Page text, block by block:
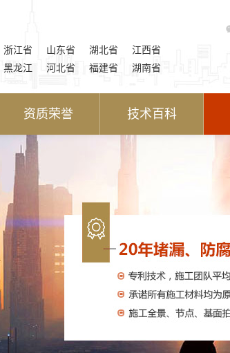
浙江省 山东省 湖北省
江西省
黑龙江 河北省 福建省 湖南省
资质荣誉 技术百科